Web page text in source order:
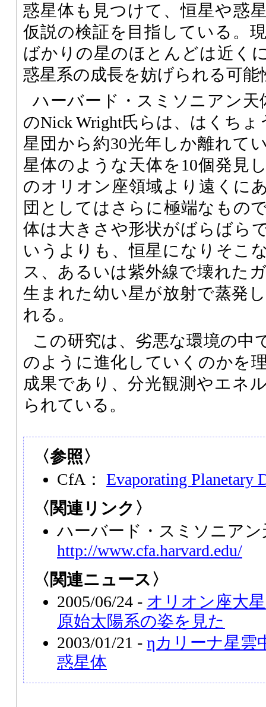
惑星体も見つけて、恒星や惑
仮説の検証を目指している。
ばかりの星のほとんどは近く
惑星系の成長を妨げられる可
ハーバード・スミソニアン天
のNick Wright氏らは、はくちょ
星団から約30光年しか離れて
星体のような天体を10個発見
のオリオン座領域より遠くに
団としてはさらに極端なもの
体は大きさや形状がばらばら
いうよりも、恒星になりそこ
ス、あるいは紫外線で壊れた
生まれた幼い星が放射で蒸発
れる。
この研究は、劣悪な環境の中
のように進化していくのかを
成果であり、分光観測やエネ
られている。
〈参照〉
CfA： Evaporating Planetary
〈関連リンク〉
ハーバード・スミソニア
http://www.cfa.harvard.edu/
〈関連ニュース〉
2005/06/24 - オリオン座大
原始太陽系の姿を見た
2003/01/21 - ηカリーナ星雲
惑星体